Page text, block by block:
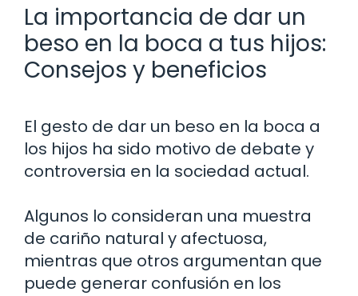
La importancia de dar un
beso en la boca a tus hijos:
Consejos y beneficios
El gesto de dar un beso en la boca a
los hijos ha sido motivo de debate y
controversia en la sociedad actual.
Algunos lo consideran una muestra
de cariño natural y afectuosa,
mientras que otros argumentan que
puede generar confusión en los